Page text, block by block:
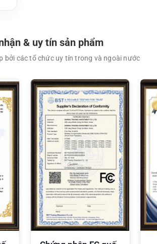
& uy tín sản phẩm
bởi các tổ chức uy tín trong và ngoài nước
CHI TIẾT